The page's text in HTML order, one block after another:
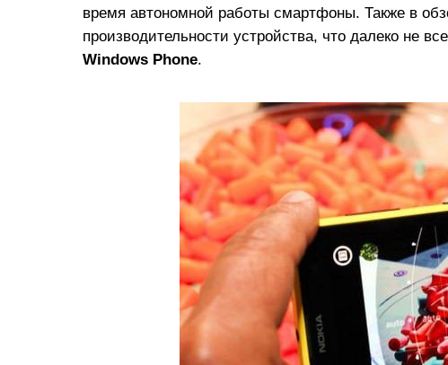
время автономной работы смартфоны. Также в
производительности устройства, что далеко не
Windows Phone.